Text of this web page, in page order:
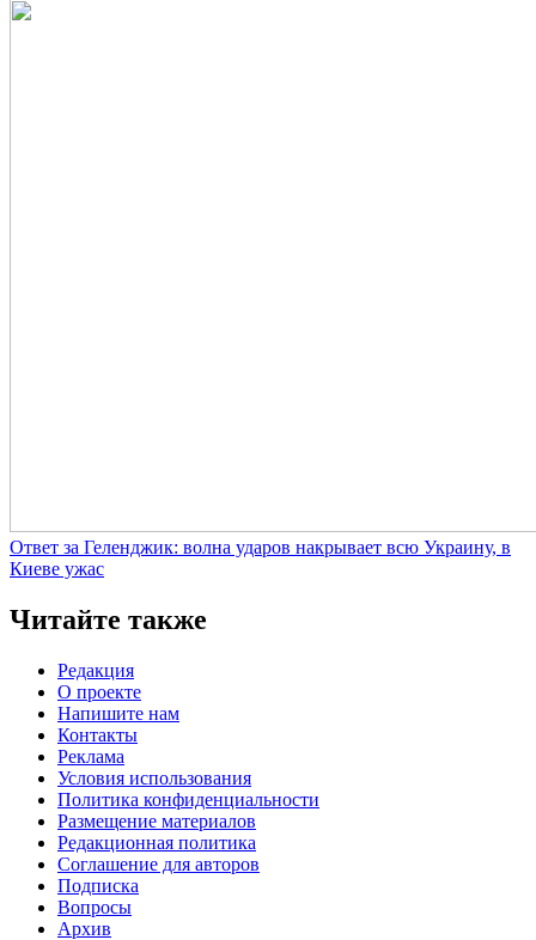
Ответ за Геленджик: волна ударов накрывает всю Украину, в
Киеве ужас
Читайте также
Редакция
О проекте
Напишите нам
Контакты
Реклама
Условия использования
Политика конфиденциальности
Размещение материалов
Редакционная политика
Соглашение для авторов
Подписка
Вопросы
Архив